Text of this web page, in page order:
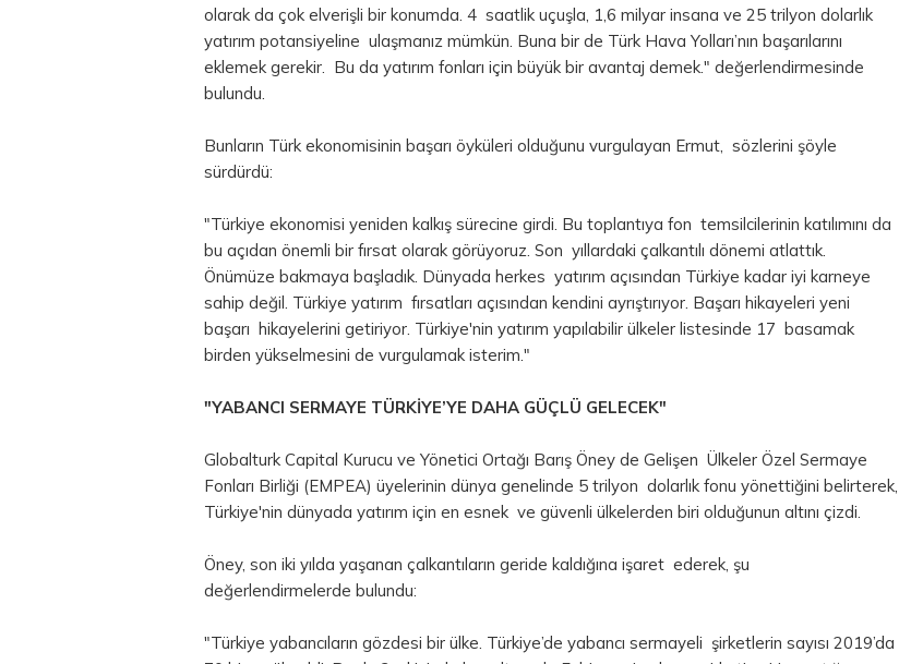
olarak da çok elverişli bir konumda. 4 saatlik uçuşla, 1,6 milyar insana ve 25 trilyon dolarlık
yatırım potansiyeline ulaşmanız mümkün. Buna bir de Türk Hava Yolları’nın başarılarını
eklemek gerekir. Bu da yatırım fonları için büyük bir avantaj demek." değerlendirmesinde
bulundu.
Bunların Türk ekonomisinin başarı öyküleri olduğunu vurgulayan Ermut, sözlerini şöyle
sürdürdü:
"Türkiye ekonomisi yeniden kalkış sürecine girdi. Bu toplantıya fon temsilcilerinin katılımını da
bu açıdan önemli bir fırsat olarak görüyoruz. Son yıllardaki çalkantılı dönemi atlattık.
Önümüze bakmaya başladık. Dünyada herkes yatırım açısından Türkiye kadar iyi karneye
sahip değil. Türkiye yatırım fırsatları açısından kendini ayrıştırıyor. Başarı hikayeleri yeni
başarı hikayelerini getiriyor. Türkiye'nin yatırım yapılabilir ülkeler listesinde 17 basamak
birden yükselmesini de vurgulamak isterim."
"YABANCI SERMAYE TÜRKİYE’YE DAHA GÜÇLÜ GELECEK"
Globalturk Capital Kurucu ve Yönetici Ortağı Barış Öney de Gelişen Ülkeler Özel Sermaye
Fonları Birliği (EMPEA) üyelerinin dünya genelinde 5 trilyon dolarlık fonu yönettiğini belirterek,
Türkiye'nin dünyada yatırım için en esnek ve güvenli ülkelerden biri olduğunun altını çizdi.
Öney, son iki yılda yaşanan çalkantıların geride kaldığına işaret ederek, şu
değerlendirmelerde bulundu:
"Türkiye yabancıların gözdesi bir ülke. Türkiye’de yabancı sermayeli şirketlerin sayısı 2019’da